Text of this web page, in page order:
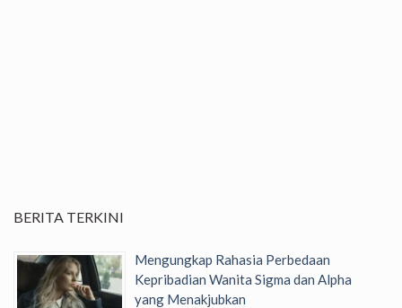
BERITA TERKINI
Mengungkap Rahasia Perbedaan
Kepribadian Wanita Sigma dan Alpha
yang Menakjubkan